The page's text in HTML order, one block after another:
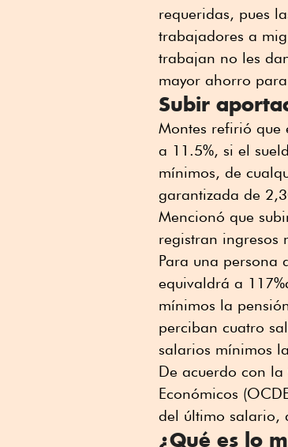
requeridas, pues
trabajadores a
trabajan no les
mayor ahorro
Subir
Montes refirió que
a 11.5%, si el
mínimos, de
garantizada de
Mencionó que
registran ingresos
Para una persona
equivaldrá a
mínimos la
perciban cuatro
salarios mínimos
De acuerdo con
Económicos
del último salario,
¿Qué es lo